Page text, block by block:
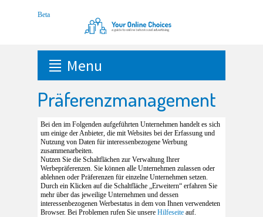
Menu
Präferenzmanagement
Bei den im Folgenden aufgeführten Unternehmen handelt es sich
um einige der Anbieter, die mit Websites bei der Erfassung und
Nutzung von Daten für interessenbezogene Werbung
zusammenarbeiten.
Nutzen Sie die Schaltflächen zur Verwaltung Ihrer
Werbepräferenzen. Sie können alle Unternehmen zulassen oder
ablehnen oder Präferenzen für einzelne Unternehmen setzen.
Durch ein Klicken auf die Schaltfläche „Erweitern“ erfahren Sie
mehr über das jeweilige Unternehmen und dessen
interessenbezogenen Werbestatus in dem von Ihnen verwendeten
Browser. Bei Problemen rufen Sie unsere Hilfeseite auf.